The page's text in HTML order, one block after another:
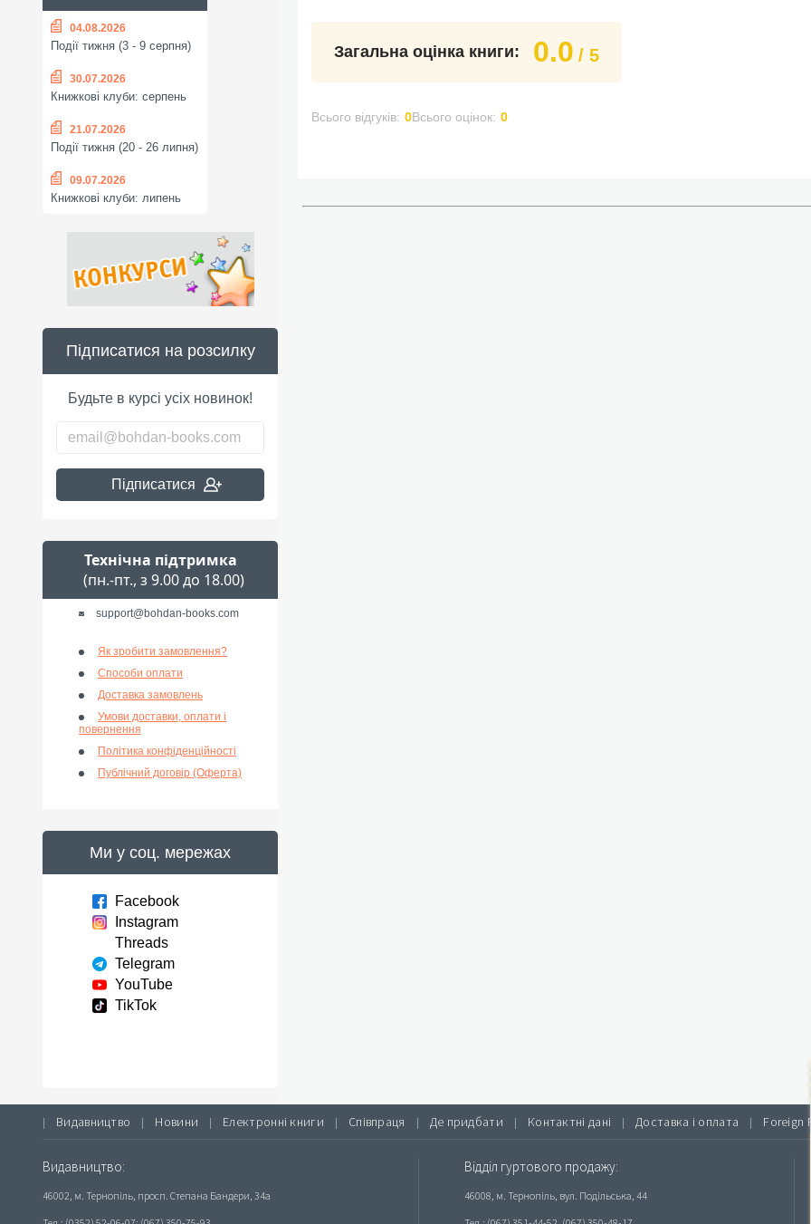
04.08.2026
Події тижня (3 - 9 серпня)
30.07.2026
Книжкові клуби: серпень
21.07.2026
Події тижня (20 - 26 липня)
09.07.2026
Книжкові клуби: липень
Підписатися на розсилку
Будьте в курсі усіх новинок!
Підписатися
Технічна підтримка
(пн.-пт., з 9.00 до 18.00)
support@bohdan-books.com
Як зробити замовлення?
Способи оплати
Доставка замовлень
Умови доставки, оплати і
повернення
Політика конфіденційності
Публічний договір (Оферта)
Ми у соц. мережах
Facebook
Instagram
Threads
Telegram
YouTube
TikTok
Загальна оцінка книги: 0.0 / 5
Всього відгуків: 0Всього оцінок: 0
| Видавництво | Новини | Електронні книги | Співпраця | Де придбати | Контактні дані | Доставка і оплата | Foreign
Видавництво:
46002, м. Тернопіль, просп. Степана Бандери, 34а
Відділ гуртового продажу:
46008, м. Тернопіль, вул. Подільська, 44